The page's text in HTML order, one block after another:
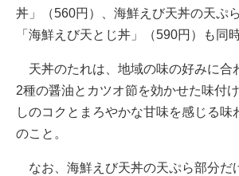
丼」（560円）、海鮮えび天丼の天ぷ
「海鮮えび天とじ丼」（590円）も同
天丼のたれは、地域の味の好みに合
2種の醤油とカツオ節を効かせた味付
しのコクとまろやかな甘味を感じる味
のこと。
なお、海鮮えび天丼の天ぷら部分だ